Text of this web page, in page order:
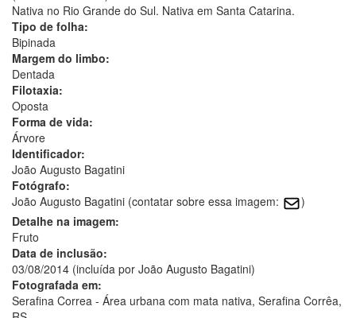
Nativa no Rio Grande do Sul. Nativa em Santa Catarina.
Tipo de folha:
Bipinada
Margem do limbo:
Dentada
Filotaxia:
Oposta
Forma de vida:
Árvore
Identificador:
João Augusto Bagatini
Fotógrafo:
João Augusto Bagatini (contatar sobre essa imagem:
)
Detalhe na imagem:
Fruto
Data de inclusão:
03/08/2014 (incluída por João Augusto Bagatini)
Fotografada em:
Serafina Correa - Área urbana com mata nativa, Serafina Corrêa,